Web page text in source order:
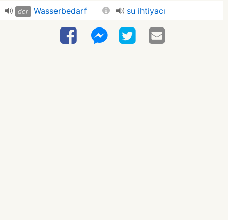
der Wasserbedarf su ihtiyacı